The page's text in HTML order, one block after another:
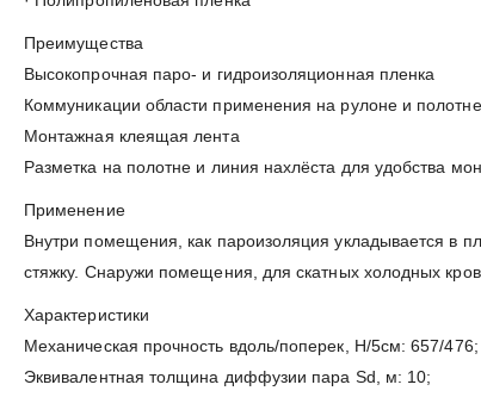
Преимущества
Высокопрочная паро- и гидроизоляционная пленка
Коммуникации области применения на рулоне и полотне
Монтажная клеящая лента
Разметка на полотне и линия нахлёста для удобства
Применение
Внутри помещения, как пароизоляция укладывается в
стяжку. Снаружи помещения, для скатных холодных
Характеристики
Механическая прочность вдоль/поперек, Н/5см: 657/476;
Эквивалентная толщина диффузии пара Sd, м: 10;